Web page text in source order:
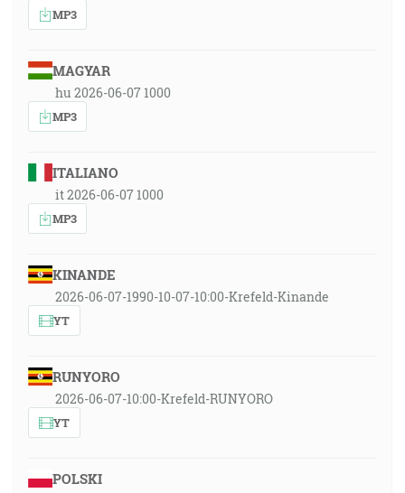
MP3
MAGYAR
hu 2026-06-07 1000
MP3
ITALIANO
it 2026-06-07 1000
MP3
KINANDE
2026-06-07-1990-10-07-10:00-Krefeld-Kinande
YT
RUNYORO
2026-06-07-10:00-Krefeld-RUNYORO
YT
POLSKI